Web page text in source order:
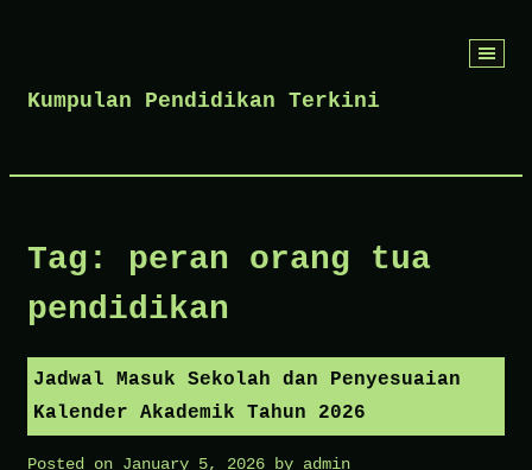
Kumpulan Pendidikan Terkini
Tag: peran orang tua
pendidikan
Jadwal Masuk Sekolah dan Penyesuaian
Kalender Akademik Tahun 2026
Posted on January 5, 2026 by admin